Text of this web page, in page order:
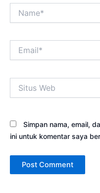
Web
Simpan nama, email,
ini untuk komentar saya